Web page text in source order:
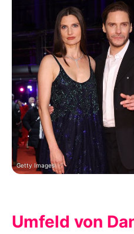
Getty Images
Umfeld von